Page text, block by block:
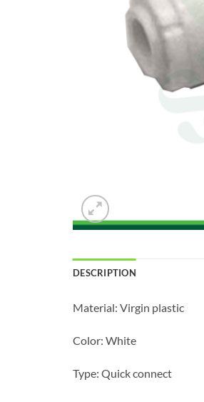
DESCRIPTION
Material: Virgin plastic
Color: White
Type: Quick connect